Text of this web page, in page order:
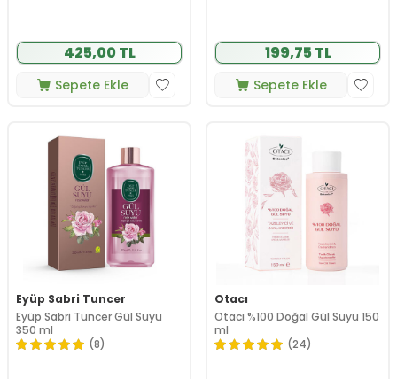
425,00 TL
Sepete Ekle
199,75 TL
Sepete Ekle
Eyüp Sabri Tuncer
Eyüp Sabri Tuncer Gül Suyu
350 ml
(8)
Otacı
Otacı %100 Doğal Gül Suyu 150
ml
(24)